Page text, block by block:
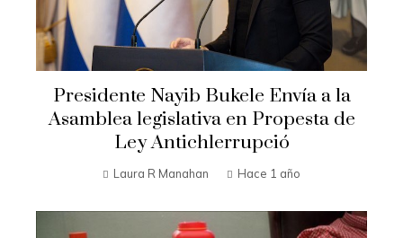
Presidente Nayib Bukele Envía a la
Asamblea legislativa en Propesta de
Ley Antichlerrupció
Laura R Manahan Hace 1 año